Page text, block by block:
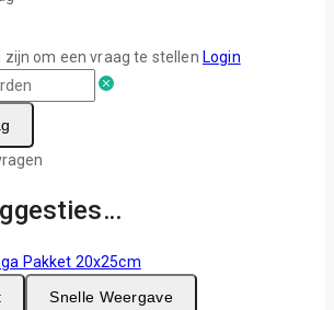
om een vraag te stellen Login
Snelle Weergave